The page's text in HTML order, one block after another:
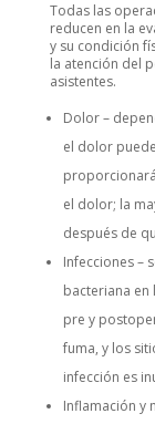
Todas las
reducen en la
y su condición
la atención del
asistentes.
Dolor –
el dolor
el dolor; la
después de
Infecciones –
bacteriana
pre y
fuma, y los
infección es
Inflamación y